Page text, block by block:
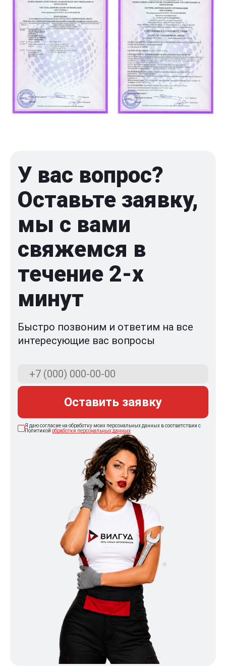
У вас вопрос?
Оставьте заявку,
мы с вами
свяжемся в
течение 2-x
минут
Быстро позвоним и ответим на все
интересующие вас вопросы
Оставить заявку
Я даю согласие на обработку моих персональных данных в соответствии с
Политикой обработки персональных данных